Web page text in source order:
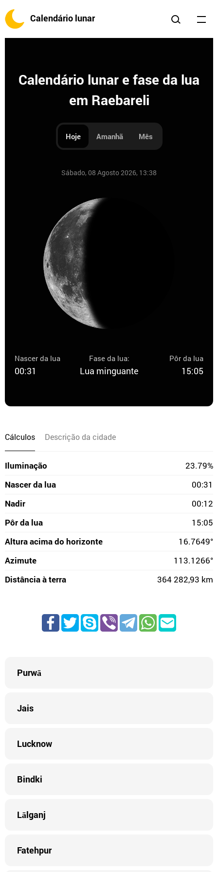
Calendário lunar
Calendário lunar e fase da lua
em Raebareli
Hoje Amanhã Mês
Sábado, 08 Agosto 2026, 13:38
Nascer da lua
00:31
Fase da lua:
Lua minguante
Pôr da lua
15:05
Cálculos Descrição da cidade
Iluminação
23.79%
Nascer da lua
00:31
Nadir
00:12
Pôr da lua
15:05
Altura acima do horizonte
16.7649°
Azimute
113.1266°
Distância à terra
364 282,93 km
Purwā
Jais
Lucknow
Bindki
Lālganj
Fatehpur